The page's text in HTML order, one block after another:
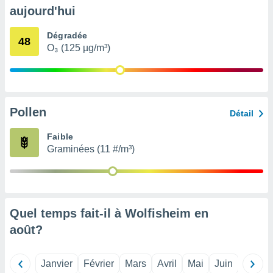
ou
de la
non
des
le
en
aujourd'hui
48 Dégradée
O₃ (125 µg/m³)
Pollen Détail
Faible
Graminées (11 #/m³)
Quel temps fait-il à Wolfisheim en
août?
Janvier Février Mars Avril Mai Juin Juillet